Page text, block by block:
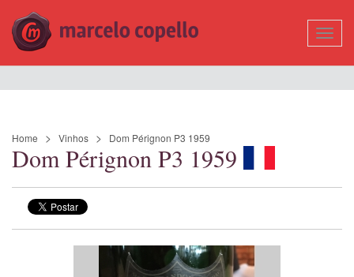
Home Vinhos Dom Pérignon P3 1959
Dom Pérignon P3 1959